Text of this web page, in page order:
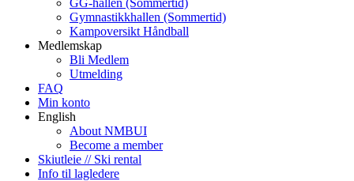
GG-hallen (Sommertid)
Gymnastikkhallen (Sommertid)
Kampoversikt Håndball
Medlemskap
Bli Medlem
Utmelding
FAQ
Min konto
English
About NMBUI
Become a member
Skiutleie // Ski rental
Info til lagledere